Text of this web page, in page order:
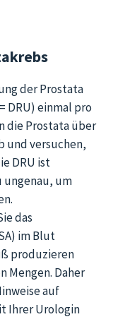
der Prostata
einmal pro
die Prostata über
und versuchen,
DRU ist
ungenau, um
das
im Blut
produzieren
Mengen. Daher
auf
Ihrer Urologin